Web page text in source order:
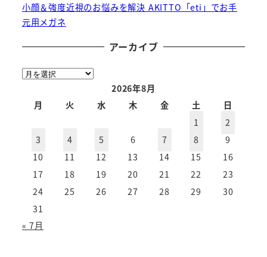
小顔＆強度近視のお悩みを解決 AKITTO「eti」でお手
元用メガネ
アーカイブ
ア
2026年8月
月
火 水 木 金 土
日
1
2
3
4 5 6 7 8
9
10
11 12 13 14 15
16
17
18 19 20 21 22
23
24
25 26 27 28 29
30
31
« 7月